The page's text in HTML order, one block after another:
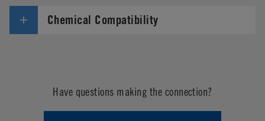
Chemical Compatibility
Have questions making the connection?